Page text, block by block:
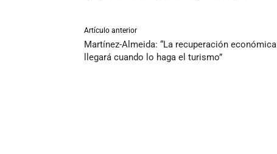
Artículo anterior
Martínez-Almeida: “La recuperación económica
llegará cuando lo haga el turismo”